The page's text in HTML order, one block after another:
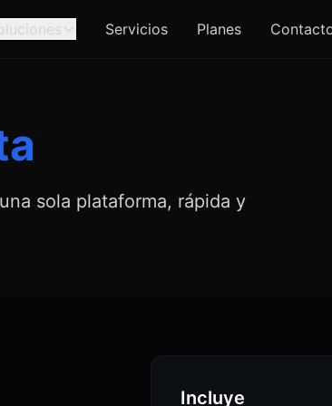
Servicios Planes
sola plataforma, rápida y
Incluye